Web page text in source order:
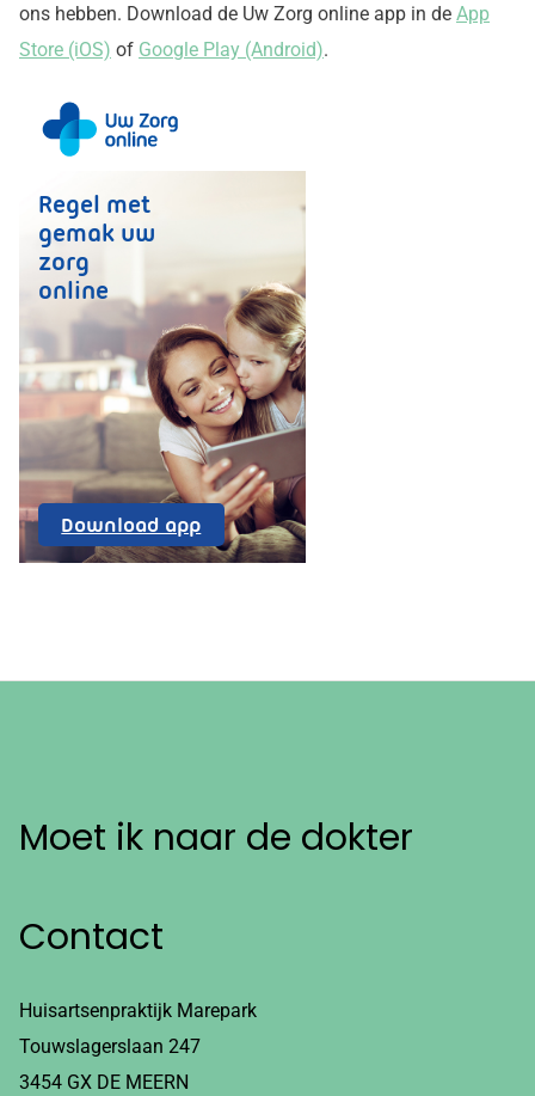
ons hebben. Download de Uw Zorg online app in de App
Store (iOS) of Google Play (Android).
Regel met
gemak uw
zorg
online
Download appUw
Zorg
Online
Moet ik naar de dokter
Contact
Huisartsenpraktijk Marepark
Touwslagerslaan 247
3454 GX DE MEERN